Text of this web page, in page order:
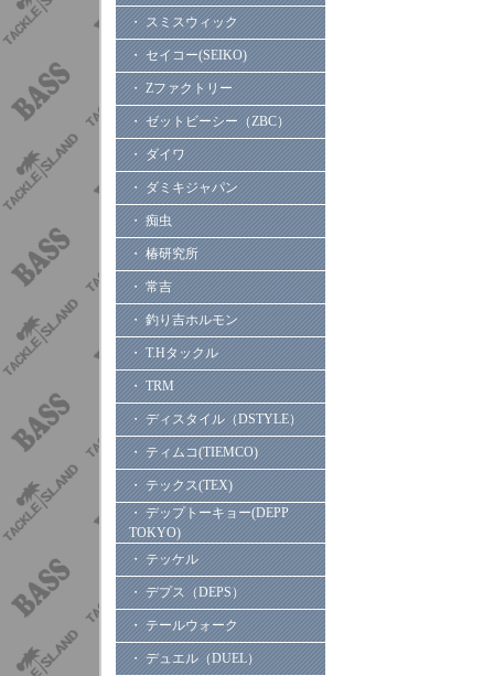
・ スミスウィック
・ セイコー(SEIKO)
・ Zファクトリー
・ ゼットビーシー（ZBC）
・ ダイワ
・ ダミキジャパン
・ 痴虫
・ 椿研究所
・ 常吉
・ 釣り吉ホルモン
・ T.Hタックル
・ TRM
・ ディスタイル（DSTYLE）
・ ティムコ(TIEMCO)
・ テックス(TEX)
・ デップトーキョー(DEPP
TOKYO)
・ テッケル
・ デプス（DEPS）
・ テールウォーク
・ デュエル（DUEL）